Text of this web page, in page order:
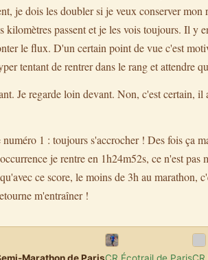
je dois les doubler si je veux conserver
kilomètres passent et je les vois toujours. Il y
le flux. D'un certain point de vue c'est
tentant de rentrer dans le rang et attendre
Je regarde loin devant. Non, c'est certain, il
1 : toujours s'accrocher ! Des fois ça
je rentre en 1h24m52s, ce n'est pas
ce score, le moins de 3h au marathon,
m'entraîner !